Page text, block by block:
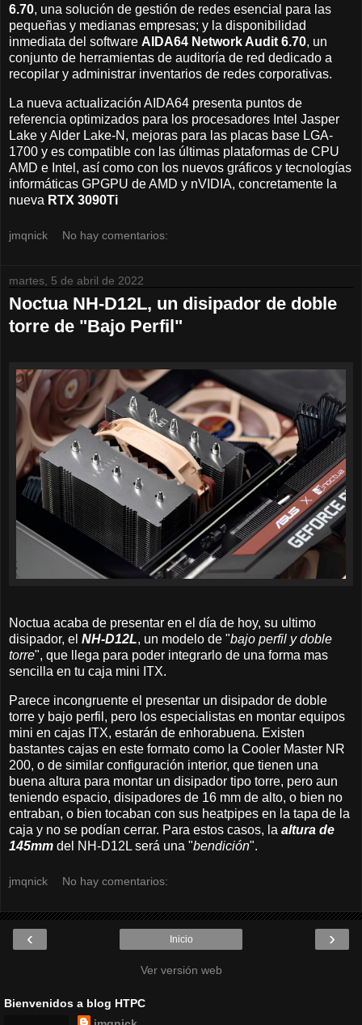
6.70, una solución de gestión de redes esencial para las
pequeñas y medianas empresas; y la disponibilidad
inmediata del software AIDA64 Network Audit 6.70, un
conjunto de herramientas de auditoría de red dedicado a
recopilar y administrar inventarios de redes corporativas.
La nueva actualización AIDA64 presenta puntos de
referencia optimizados para los procesadores Intel Jasper
Lake y Alder Lake-N, mejoras para las placas base LGA-
1700 y es compatible con las últimas plataformas de CPU
AMD e Intel, así como con los nuevos gráficos y tecnologías
informáticas GPGPU de AMD y nVIDIA, concretamente la
nueva RTX 3090Ti
jmqnick No hay comentarios:
martes, 5 de abril de 2022
Noctua NH-D12L, un disipador de doble
torre de "Bajo Perfil"
Noctua acaba de presentar en el día de hoy, su ultimo
disipador, el NH-D12L, un modelo de "bajo perfil y doble
torre", que llega para poder integrarlo de una forma mas
sencilla en tu caja mini ITX.
Parece incongruente el presentar un disipador de doble
torre y bajo perfil, pero los especialistas en montar equipos
mini en cajas ITX, estarán de enhorabuena. Existen
bastantes cajas en este formato como la Cooler Master NR
200, o de similar configuración interior, que tienen una
buena altura para montar un disipador tipo torre, pero aun
teniendo espacio, disipadores de 16 mm de alto, o bien no
entraban, o bien tocaban con sus heatpipes en la tapa de la
caja y no se podían cerrar. Para estos casos, la altura de
145mm del NH-D12L será una "bendición".
jmqnick No hay comentarios:
‹ ›
Inicio
Ver versión web
Bienvenidos a blog HTPC